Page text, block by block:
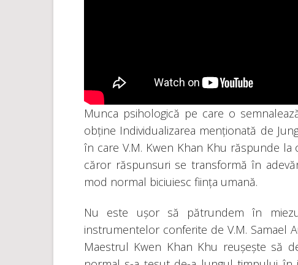
Munca psihologică pe care o
obține Individualizarea menționată de
în care V.M. Kwen Khan Khu răspunde
căror răspunsuri se transformă în
mod normal biciuiesc ființa umană.
Nu este ușor să pătrundem în
instrumentelor conferite de V.M. Samael
Maestrul Kwen Khan Khu reușește să